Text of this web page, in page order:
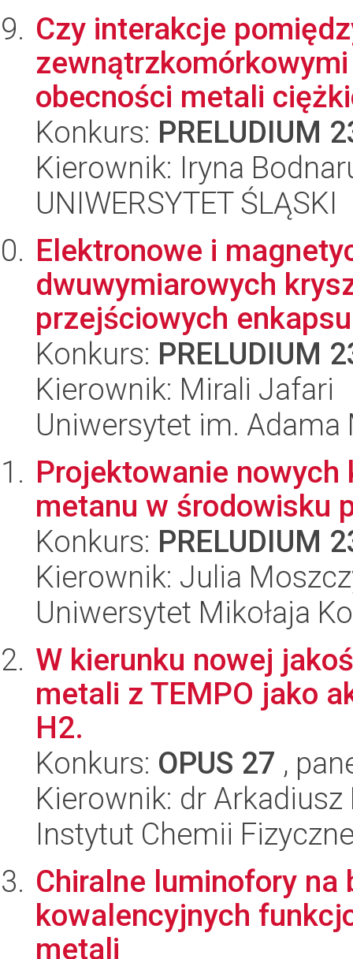
Czy interakcje
obecności metali
Konkurs: PRELUDIUM
Kierownik: Iryna
UNIWERSYTET ŚLĄSKI
Elektronowe i
dwuwymiarowych
przejściowych
Konkurs: PRELUDIUM
Kierownik: Mirali Jafari
Uniwersytet im.
Projektowanie
metanu w środowisku
Konkurs: PRELUDIUM
Kierownik: Julia
Uniwersytet Mikołaja
W kierunku nowej
metali z TEMPO jako
H2.
Konkurs: OPUS 27 ,
Kierownik: dr
Instytut Chemii
Chiralne luminofory
kowalencyjnych
metali